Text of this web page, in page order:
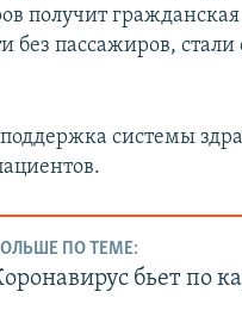
получит
без пассажиров,
системы
ПО ТЕМЕ:
бьет по